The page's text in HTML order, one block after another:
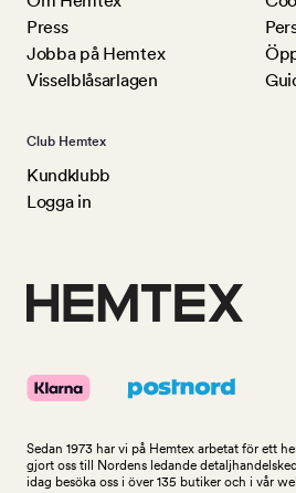
Press
Jobba på Hemtex
Visselblåsarlagen
Club Hemtex
Kundklubb
Logga in
Sedan 1973 har vi på Hemtex arbetat för ett
gjort oss till Nordens ledande
idag besöka oss i över 135 butiker och i vår